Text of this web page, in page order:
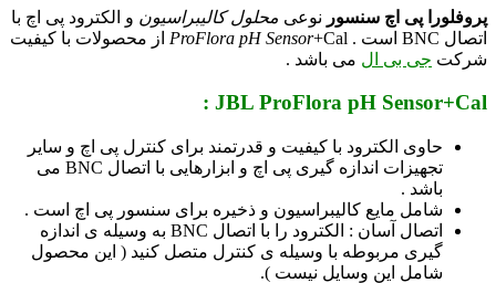
پروفلورا پی اچ سنسور نوعی محلول کالیبراسیون و الکترود پی اچ با
اتصال BNC است .
ProFlora pH Sensor +Cal از محصولات با کیفیت
شرکت جی بی ال می باشد .
JBL ProFlora pH Sensor+Cal :
حاوی الکترود با کیفیت و قدرتمند برای کنترل پی اچ و سایر
تجهیزات اندازه گیری پی اچ و ابزارهایی با اتصال BNC می
باشد .
شامل مایع کالیبراسیون و ذخیره برای سنسور پی اچ است .
اتصال آسان : الکترود را با اتصال BNC به وسیله ی اندازه
گیری مربوطه با وسیله ی کنترل متصل کنید ( این محصول
شامل این وسایل نیست ).